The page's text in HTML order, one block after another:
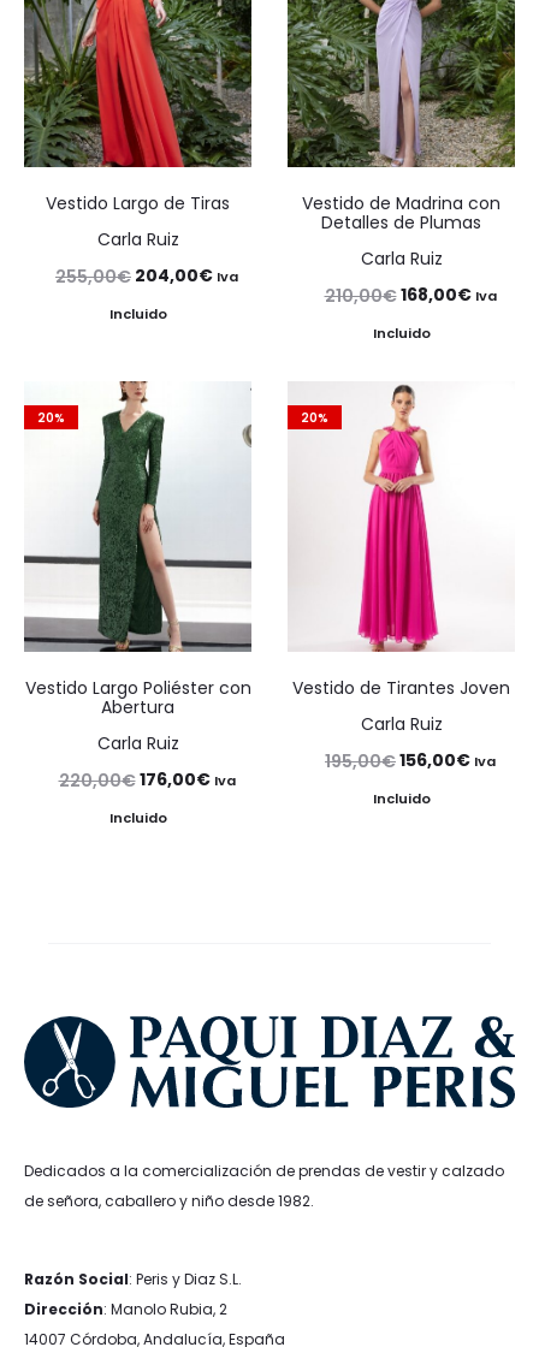
Vestido Largo de Tiras
Carla Ruiz
255,00€ El
precio
era:
255,00€.
204,00€ElIva
Incluido
Vestido de Madrina con
Detalles de Plumas
Carla Ruiz
210,00€El
precio
era:
210,00€.
168,00€ElIva
Incluido
20%
Vestido Largo Poliéster con
Abertura
Carla Ruiz
220,00€El
precio
176,00€ElIva
Incluido
20%
Vestido de Tirantes Joven
Carla Ruiz
195,00€El
precio
156,00€ElIva
Incluido
Dedicados a la comercialización de prendas de vestir y calzado
de señora, caballero y niño desde 1982.
Razón Social: Peris y Diaz S.L.
Dirección: Manolo Rubia, 2
14007 Córdoba, Andalucía, España